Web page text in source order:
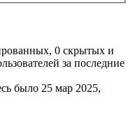
0 скрытых и
за последние
было 25 мар 2025,